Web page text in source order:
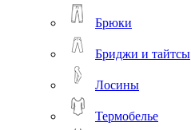
Брюки
Бриджи и тайтсы
Лосины
Термобелье